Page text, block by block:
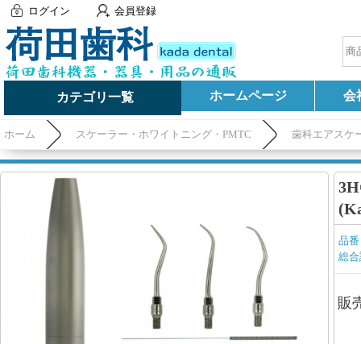
ログイン 会員登録
カテゴリ一覧 ホームページ 会
ホーム スケーラー・ホワイトニング・PMTC 歯科エアスケ
品
総
販